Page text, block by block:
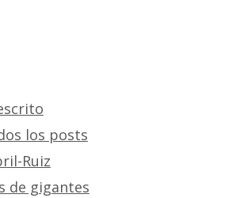
los posts
Ruiz
de gigantes